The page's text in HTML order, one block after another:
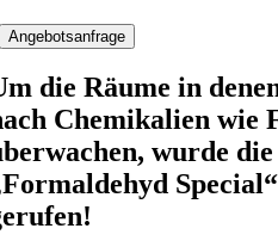
0
Angebotsanfrage
die Räume in
Chemikalien wie
wurde